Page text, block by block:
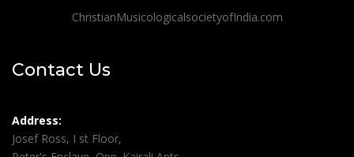
ChristianMusicologicalsocietyofIndia.com
Contact Us
Address:
Josef Ross, I st Floor,